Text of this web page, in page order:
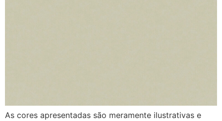
As cores apresentadas são meramente ilustrativas e